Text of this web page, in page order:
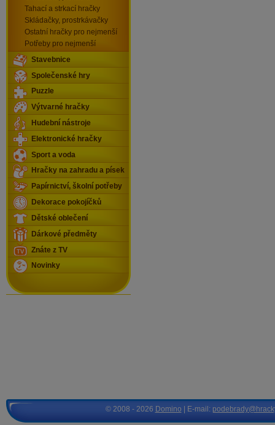
Tahací a strkací hračky
Skládačky, prostrkávačky
Ostatní hračky pro nejmenší
Potřeby pro nejmenší
Stavebnice
Společenské hry
Puzzle
Výtvarné hračky
Hudební nástroje
Elektronické hračky
Sport a voda
Hračky na zahradu a písek
Papírnictví, školní potřeby
Dekorace pokojíčků
Dětské oblečení
Dárkové předměty
Znáte z TV
Novinky
© 2008 - 2026 Domino | E-mail: